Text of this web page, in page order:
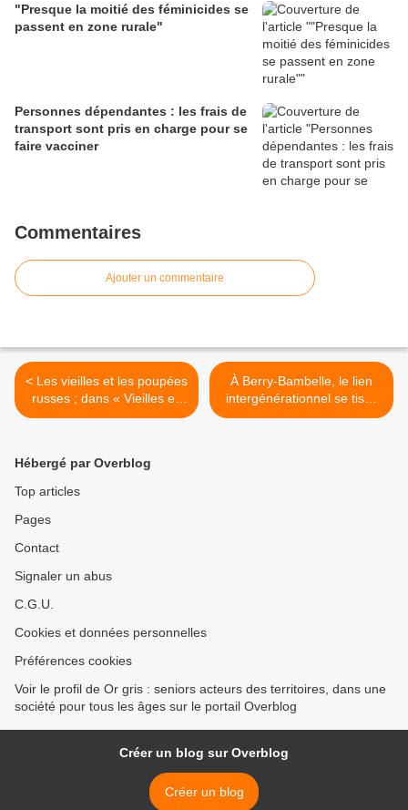
"Presque la moitié des féminicides se
passent en zone rurale"
Personnes dépendantes : les frais de
transport sont pris en charge pour se
faire vacciner
Commentaires
Ajouter un commentaire
< Les vieilles et les poupées
russes ; dans « Vieilles en
puissance »
À Berry-Bambelle, le lien
intergénérationnel se tisse
au quotidien - 18 - >
Hébergé par Overblog
Top articles
Pages
Contact
Signaler un abus
C.G.U.
Cookies et données personnelles
Préférences cookies
Voir le profil de Or gris : seniors acteurs des territoires, dans une
société pour tous les âges sur le portail Overblog
Créer un blog sur Overblog
Créer un blog